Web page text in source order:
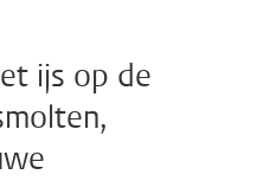
ijs op de